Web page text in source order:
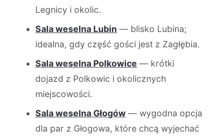
Legnicy i okolic.
Sala weselna Lubin — blisko Lubina;
idealna, gdy część gości jest z Zagłębia.
Sala weselna Polkowice — krótki
dojazd z Polkowic i okolicznych
miejscowości.
Sala weselna Głogów — wygodna opcja
dla par z Głogowa, które chcą wyjechać